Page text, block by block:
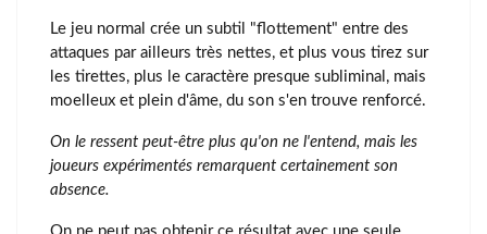
Le jeu normal crée un subtil "flottement" entre des
attaques par ailleurs très nettes, et plus vous tirez sur
les tirettes, plus le caractère presque subliminal, mais
moelleux et plein d'âme, du son s'en trouve renforcé.
On le ressent peut-être plus qu'on ne l'entend, mais les
joueurs expérimentés remarquent certainement son
absence.